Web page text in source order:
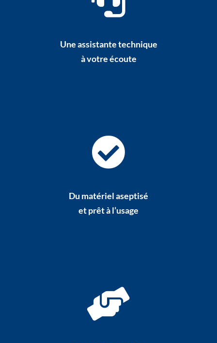
Une assistante technique
à votre écoute
Du matériel aseptisé
et prêt à l’usage